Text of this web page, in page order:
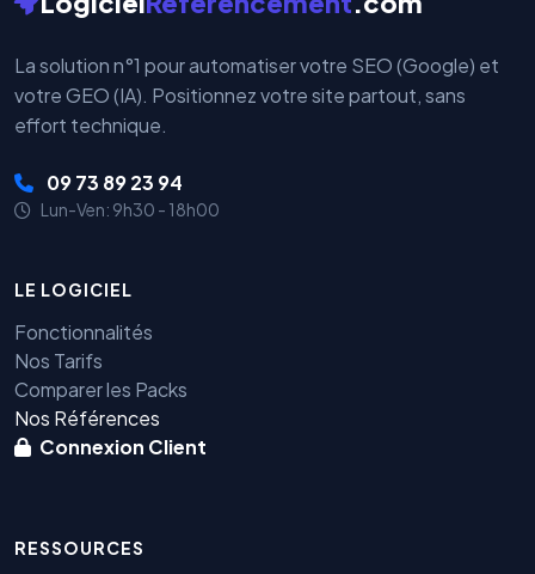
La solution n°1 pour automatiser votre SEO (Google) et
votre GEO (IA). Positionnez votre site partout, sans
effort technique.
09 73 89 23 94
Lun-Ven: 9h30 - 18h00
LE LOGICIEL
Fonctionnalités
Nos Tarifs
Comparer les Packs
Nos Références
Connexion Client
RESSOURCES